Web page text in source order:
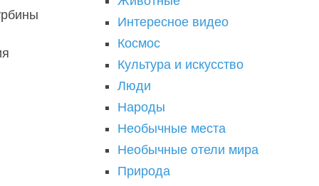
Интересное видео
Космос
Культура и искусство
Люди
Народы
Необычные места
Необычные отели мира
Природа